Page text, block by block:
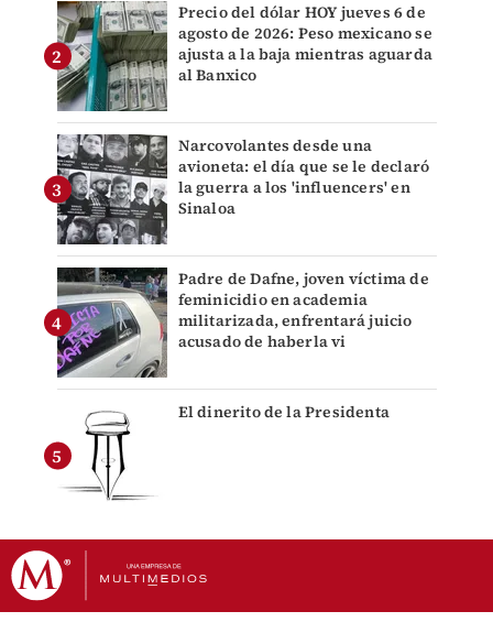
Precio del dólar HOY jueves 6 de
agosto de 2026: Peso mexicano se
ajusta a la baja mientras aguarda
al Banxico
Narcovolantes desde una
avioneta: el día que se le declaró
la guerra a los 'influencers' en
Sinaloa
Padre de Dafne, joven víctima de
feminicidio en academia
militarizada, enfrentará juicio
acusado de haberla vi
El dinerito de la Presidenta